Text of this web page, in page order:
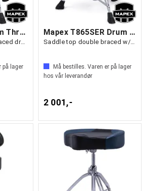
Mapex T855 Drum Throne
Saddle top double braced drum throne
på lager
Mapex T865SER Drum Throne
Saddle top double braced w/red cloth top
Må bestilles. Varen er på lager
hos vår leverandør
2 001,-